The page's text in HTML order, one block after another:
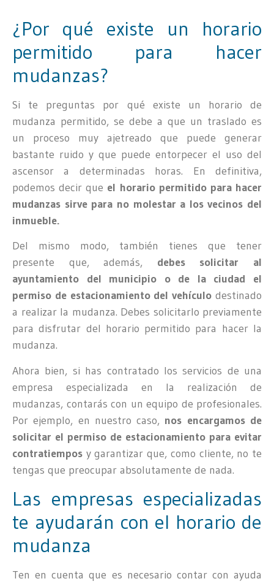
¿Por qué existe un horario
permitido para hacer
mudanzas?
Si te preguntas por qué existe un horario de
mudanza permitido, se debe a que un traslado es
un proceso muy ajetreado que puede generar
bastante ruido y que puede entorpecer el uso del
ascensor a determinadas horas. En definitiva,
podemos decir que el horario permitido para hacer
mudanzas sirve para no molestar a los vecinos del
inmueble.
Del mismo modo, también tienes que tener
presente que, además, debes solicitar al
ayuntamiento del municipio o de la ciudad el
permiso de estacionamiento del vehículo destinado
a realizar la mudanza. Debes solicitarlo previamente
para disfrutar del horario permitido para hacer la
mudanza.
Ahora bien, si has contratado los servicios de una
empresa especializada en la realización de
mudanzas, contarás con un equipo de profesionales.
Por ejemplo, en nuestro caso, nos encargamos de
solicitar el permiso de estacionamiento para evitar
contratiempos y garantizar que, como cliente, no te
tengas que preocupar absolutamente de nada.
Las empresas especializadas
te ayudarán con el horario de
mudanza
Ten en cuenta que es necesario contar con ayuda